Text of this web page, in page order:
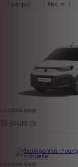
Trier par Prix
Livrable sous
15 jours (3)
Livrable sous